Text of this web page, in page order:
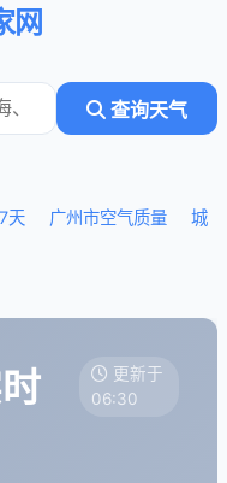
网
查询天气
天 广州市空气质量
城
更新于
06:30